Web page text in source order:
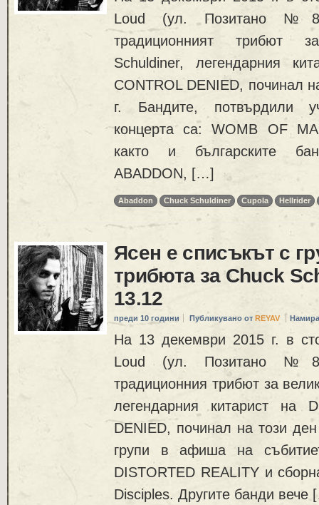
Loud (ул. Позитано
традиционният трибют
Schuldiner, легендарния
CONTROL DENIED, починал
г. Бандите, потвърдили
концерта са: WOMB OF
както и българските
ABADDON, […]
Abaddon Chuck Schuldiner Cupola Hellrider
Ясен е списъкът с
трибюта за Chuck
13.12
преди 10 години Публикувано от REYAV
На 13 декември 2015 г. в
Loud (ул. Позитано
традиционния трибют за
легендарния китарист на
DENIED, починал на този
групи в афиша на
DISTORTED REALITY и
Disciples. Другите банди вече